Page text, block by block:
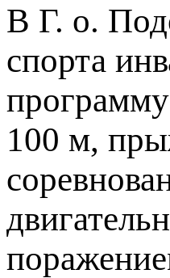
В Г. о.
спорта
100 м,